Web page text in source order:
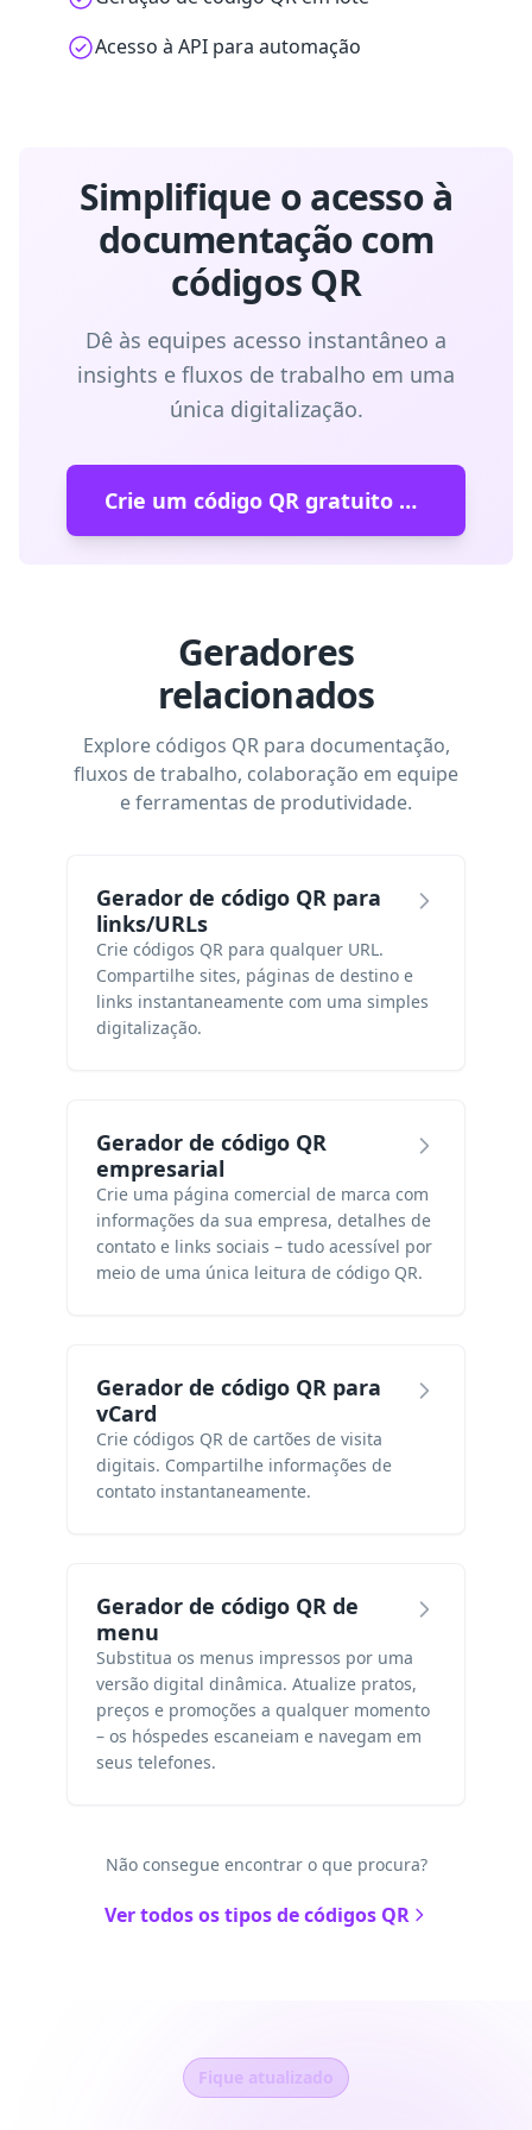
Acesso à API para automação
Simplifique o acesso à
documentação com
códigos QR
Dê às equipes acesso instantâneo a
insights e fluxos de trabalho em uma
única digitalização.
Crie um código QR gratuito do Notion
Geradores
relacionados
Explore códigos QR para documentação,
fluxos de trabalho, colaboração em equipe
e ferramentas de produtividade.
Gerador de código QR para
links/URLs
Crie códigos QR para qualquer URL.
Compartilhe sites, páginas de destino e
links instantaneamente com uma simples
digitalização.
Gerador de código QR
empresarial
Crie uma página comercial de marca com
informações da sua empresa, detalhes de
contato e links sociais – tudo acessível por
meio de uma única leitura de código QR.
Gerador de código QR para
vCard
Crie códigos QR de cartões de visita
digitais. Compartilhe informações de
contato instantaneamente.
Gerador de código QR de
menu
Substitua os menus impressos por uma
versão digital dinâmica. Atualize pratos,
preços e promoções a qualquer momento
– os hóspedes escaneiam e navegam em
seus telefones.
Não consegue encontrar o que procura?
Ver todos os tipos de códigos QR
Fique atualizado